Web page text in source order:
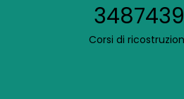
Corsi di